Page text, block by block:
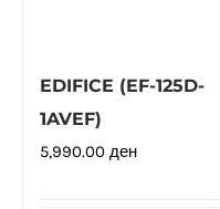
EDIFICE (EF-125D-
1AVEF)
5,990.00 ден